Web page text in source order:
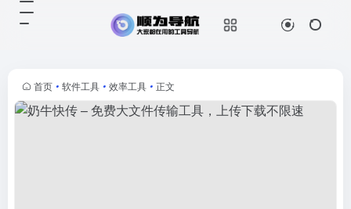
首页 • 软件工具 • 效率工具 • 正文
可轻松传输文件。无论是上传还是下
载，都无需限制速度，让您享受畅快
传输的体验。您可以随意...